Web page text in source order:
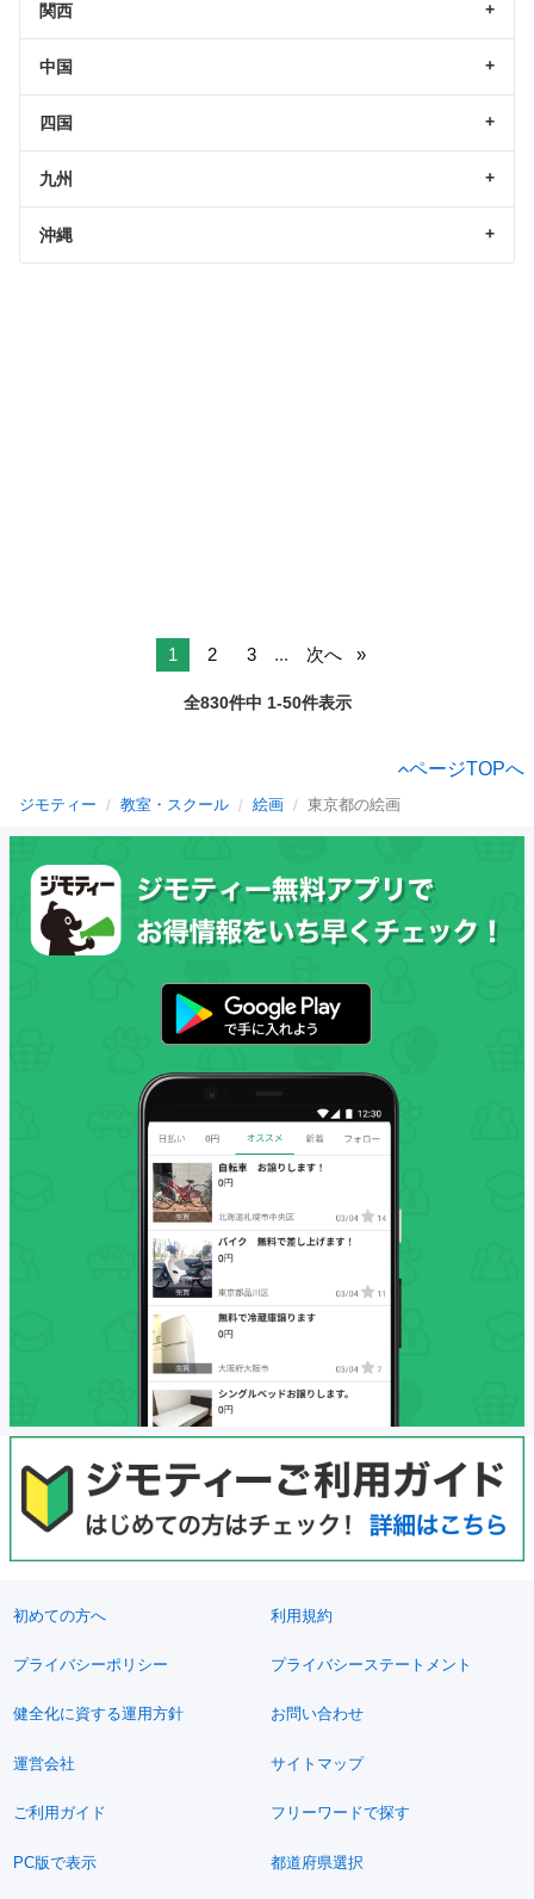
関西
中国
四国
九州
沖縄
1 2 3 ... 次へ
全830件中 1-50件表示
ページTOPへ
ジモティー 教室・スクール 絵画 東京都の絵画
初めての方へ 利用規約
プライバシーポリシー プライバシーステートメント
健全化に資する運用方針 お問い合わせ
運営会社 サイトマップ
ご利用ガイド フリーワードで探す
PC版で表示 都道府県選択